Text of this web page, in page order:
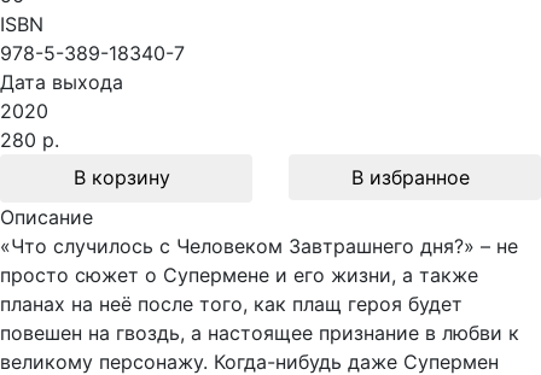
ISBN
978-5-389-18340-7
Дата выхода
2020
280 р.
В корзину
В избранное
Описание
«Что случилось с Человеком Завтрашнего дня?» – не
просто сюжет о Супермене и его жизни, а также
планах на неё после того, как плащ героя будет
повешен на гвоздь, а настоящее признание в любви к
великому персонажу. Когда-нибудь даже Супермен